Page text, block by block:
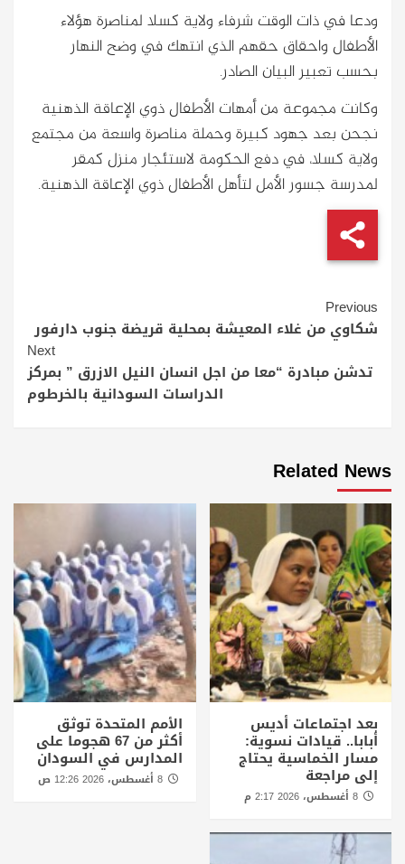
ودعا في ذات الوقت شرفاء ولاية كسلا لمناصرة هؤلاء
الأطفال واحقاق حقهم الذي انتهك في وضح النهار
بحسب تعبير البيان الصادر.
وكانت مجموعة من أمهات الأطفال ذوي الإعاقة الذهنية
نجحن بعد جهود كبيرة وحملة مناصرة واسعة من مجتمع
ولاية كسلا، في دفع الحكومة لاستئجار منزل كمقر
لمدرسة جسور الأمل لتأهل الأطفال ذوي الإعاقة الذهنية.
Continue
Reading
Previous
شكاوي من غلاء المعيشة بمحلية قريضة جنوب دارفور
Next
تدشن مبادرة “معا من اجل انسان النيل الازرق ” بمركز
الدراسات السودانية بالخرطوم
Related News
بعد اجتماعات أديس
أبابا.. قيادات نسوية:
مسار الخماسية يحتاج
إلى مراجعة
الأمم المتحدة توثق
أكثر من 67 هجوما على
المدارس في السودان
8 أغسطس، 2026 12:26 ص